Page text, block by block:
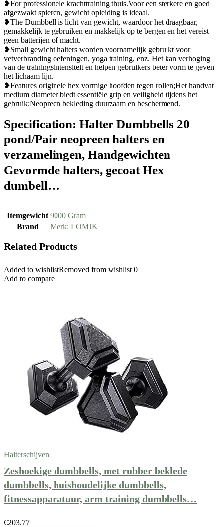
❥For professionele krachttraining thuis.Voor een sterkere en goed
afgezwakt spieren, gewicht opleiding is ideaal.
❥The Dumbbell is licht van gewicht, waardoor het draagbaar,
gemakkelijk te gebruiken en makkelijk op te bergen en het vereist
geen batterijen of macht.
❥Small gewicht halters worden voornamelijk gebruikt voor
vetverbranding oefeningen, yoga training, enz. Het kan verhoging
van de trainingsintensiteit en helpen gebruikers beter vorm te geven
het lichaam lijn.
❥Features originele hex vormige hoofden tegen rollen;Het handvat
medium diameter biedt essentiële grip en veiligheid tijdens het
gebruik;Neopreen bekleding duurzaam en beschermend.
Specification: Halter Dumbbells 20
pond/Pair neopreen halters en
verzamelingen, Handgewichten
Gevormde halters, gecoat Hex
dumbell…
Itemgewicht ‎9000 Gram
Brand
Merk: LOMJK
Related Products
Added to wishlistRemoved from wishlist 0
Add to compare
Halterschijven
Zeshoekige dumbbells, met rubber beklede
dumbbells, huishoudelijke dumbbells,
fitnessapparatuur, arm training dumbbells…
€203.77